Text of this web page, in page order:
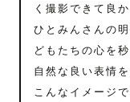
く撮影できて良
ひとみんさんの
どもたちの心を
自然な良い表情
こんなイメージ